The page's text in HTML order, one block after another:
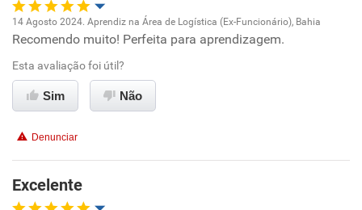
Oportunidade de promoção
Ambiente de trabalho
Benefícios
Recomenda esta empresa
14 Agosto 2024. Aprendiz na Área de Logística (Ex-Funcionário), Bahia
Recomendo muito! Perfeita para aprendizagem.
Esta avaliação foi útil?
Sim Não
Denunciar
Excelente